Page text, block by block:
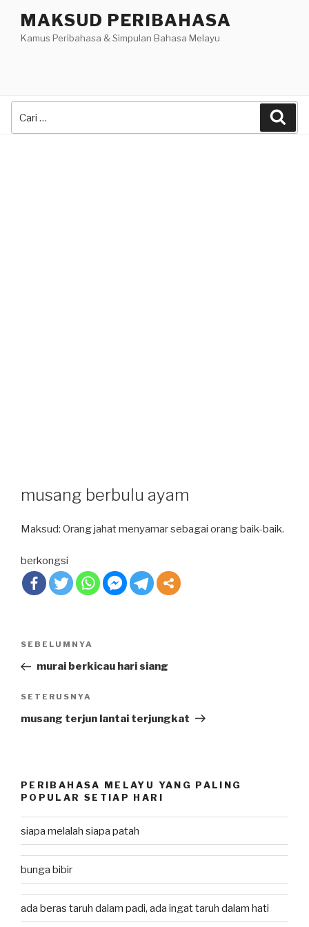
content
MAKSUD PERIBAHASA
Kamus Peribahasa & Simpulan Bahasa Melayu
musang berbulu ayam
Maksud: Orang jahat menyamar sebagai orang baik-baik.
berkongsi
Post
Previous
Post
SEBELUMNYA
murai berkicau hari siang
Next
Post
SETERUSNYA
musang terjun lantai terjungkat
PERIBAHASA MELAYU YANG PALING
POPULAR SETIAP HARI
siapa melalah siapa patah
bunga bibir
ada beras taruh dalam padi, ada ingat taruh dalam hati